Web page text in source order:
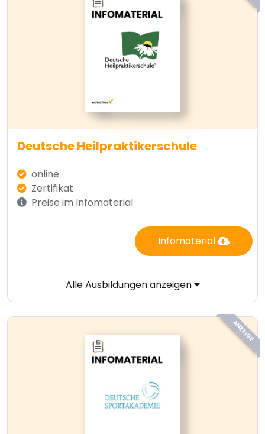
Deutsche Heilpraktikerschule
online
Zertifikat
Preise im Infomaterial
Infomaterial
Alle Ausbildungen anzeigen
ANZEIGE